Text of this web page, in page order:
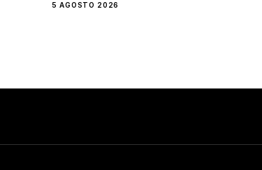
5 AGOSTO 2026